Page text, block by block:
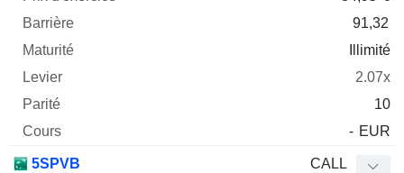
91,32
Illimité
2.07x
10
- EUR
5SPVB CALL